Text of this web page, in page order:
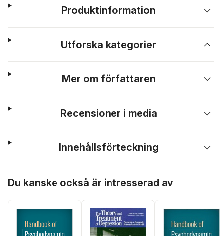
Produktinformation
Utforska kategorier
Mer om författaren
Recensioner i media
Innehållsförteckning
Du kanske också är intresserad av